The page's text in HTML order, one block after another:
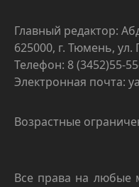
Главный редактор:
625000, г. Тюмень, ул.
Телефон: 8 (3452)55-
Электронная почта:
Возрастные
Все права на любые